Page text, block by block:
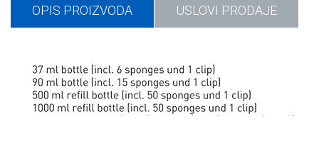
OPIS PROIZVODA USLOVI PRODAJE